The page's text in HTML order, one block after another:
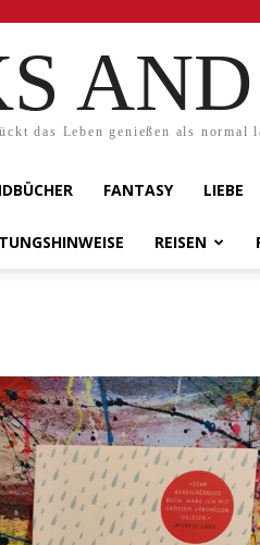
das Leben genießen als normal
FANTASY LIEBE
REISEN